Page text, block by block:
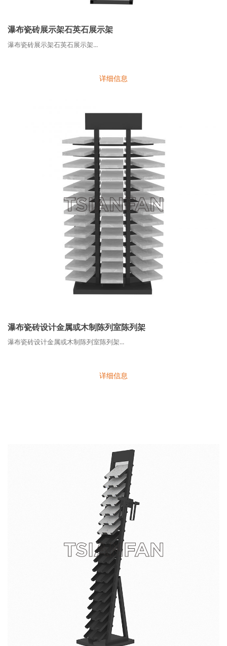
瀑布瓷砖展示架石英石展示架
瀑布瓷砖展示架石英石展示架...
详细信息
瀑布瓷砖设计金属或木制陈列室陈列架
瀑布瓷砖设计金属或木制陈列室陈列架...
详细信息